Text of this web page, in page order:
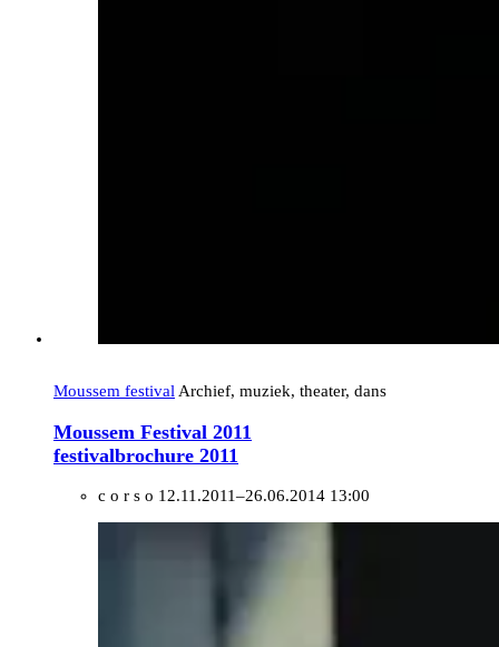
Moussem festivalArchief, muziek, theater, dans
Moussem Festival 2011
festivalbrochure 2011
c o r s o 12.11.2011–26.06.2014 13:00